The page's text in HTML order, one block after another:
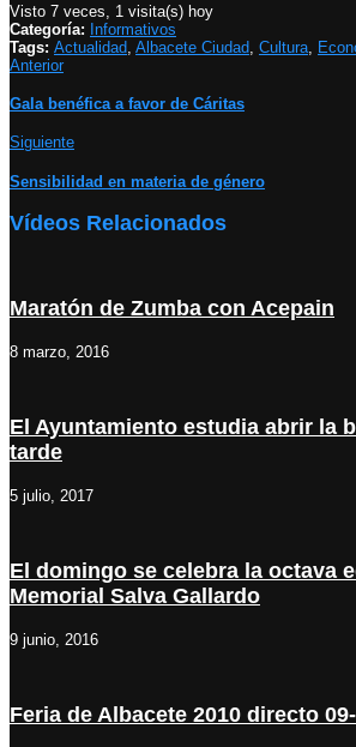
Visto 7 veces, 1 visita(s) hoy
Categoría: Informativos
Tags: Actualidad Albacete Ciudad Cultura
Anterior
Gala benéfica a favor de Cáritas
Siguiente
Sensibilidad en materia de género
Vídeos Relacionados
Maratón de Zumba con Acepain
8 marzo, 2016
El Ayuntamiento estudia abrir la
tarde
5 julio, 2017
El domingo se celebra la octava
Memorial Salva Gallardo
9 junio, 2016
Feria de Albacete 2010 directo